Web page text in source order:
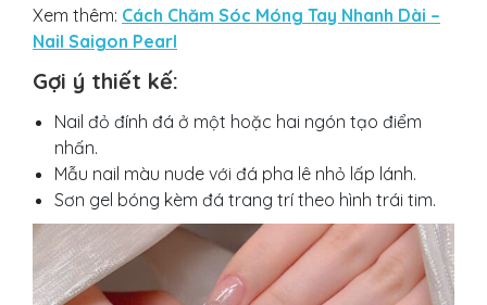
Xem thêm: Cách Chăm Sóc Móng Tay Nhanh Dài –
Nail Saigon Pearl
Gợi ý thiết kế:
Nail đỏ đính đá ở một hoặc hai ngón tạo điểm
nhấn.
Mẫu nail màu nude với đá pha lê nhỏ lấp lánh.
Sơn gel bóng kèm đá trang trí theo hình trái tim.